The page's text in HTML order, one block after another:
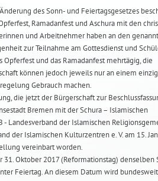
des Sonn- und Feiertagsgesetzes
Ramadanfest und Aschura mit den
und Arbeitnehmer haben an den
zur Teilnahme am Gottesdienst und
und das Ramadanfest mehrtägig, die
können jedoch jeweils nur an einem
Gebrauch machen.
die jetzt der Bürgerschaft zur
Bremen mit der Schura – Islamischen
- Landesverband der Islamischen
der Islamischen Kulturzentren e. V. am 15.
vereinbart worden.
Oktober 2017 (Reformationstag) denselben
Feiertag. An diesem Datum wird